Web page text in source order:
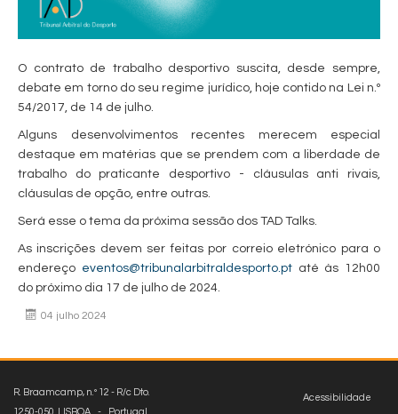
O contrato de trabalho desportivo suscita, desde sempre,
debate em torno do seu regime jurídico, hoje contido na Lei n.º
54/2017, de 14 de julho.
Alguns desenvolvimentos recentes merecem especial
destaque em matérias que se prendem com a liberdade de
trabalho do praticante desportivo - cláusulas anti rivais,
cláusulas de opção, entre outras.
Será esse o tema da próxima sessão dos TAD Talks.
As inscrições devem ser feitas por correio eletrónico para o
endereço eventos@tribunalarbitraldesporto.ptaté às 12h00
do próximo dia 17 de julho de 2024.
04 julho 2024
Acessibilidade
R. Braamcamp, n.º 12 - R/c Dto.
1250-050 LISBOA - Portugal